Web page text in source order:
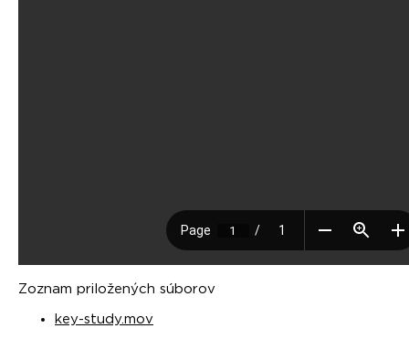
Zoznam priložených súborov
key-study.mov